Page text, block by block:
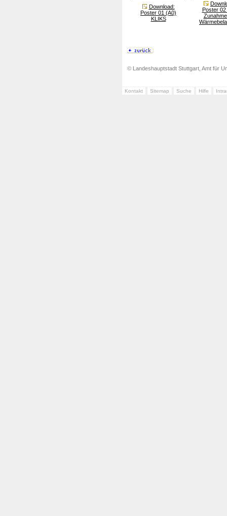
Download:
Poster 01 (A0)
KLIKS
Poster 02
© Landeshauptstadt Stuttgart, Amt für
Kontakt Sitemap Suche Hilfe